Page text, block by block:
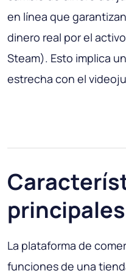
en línea que
dinero real por el
Steam). Esto implica
estrecha con el
La plataforma de
funciones de una